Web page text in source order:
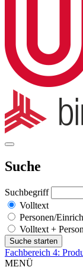
Suche
Suchbegriff
Volltext
Personen/
Volltext +
Fachbereich 4:
MENÜ